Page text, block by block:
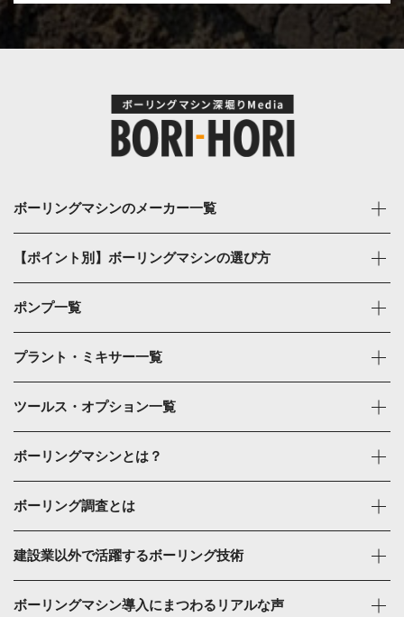
ボーリングマシンのメーカー一覧
【ポイント別】ボーリングマシンの選び方
ポンプ一覧
プラント・ミキサー一覧
ツールス・オプション一覧
ボーリングマシンとは？
ボーリング調査とは
建設業以外で活躍するボーリング技術
ボーリングマシン導入にまつわるリアルな声